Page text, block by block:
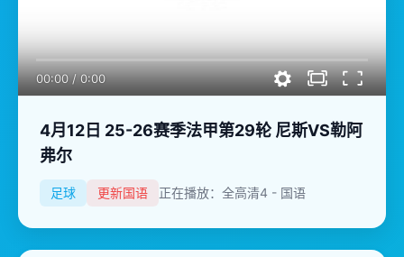
00:00/0:00
4月12日 25-26赛季法甲第29轮 尼斯VS勒阿
弗尔
足球 更新国语 正在播放：全高清4 - 国语